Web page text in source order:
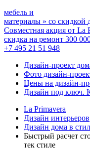
мебель и
материалы » со скидкой
Совместная акция от La
скидка на ремонт 300
+7 495 21 51 948
Дизайн-проект
Фото дизайн-
Цены на дизайн-
Дизайн под ключ.
La Primavera
Дизайн интерьеров
Дизайн дома в
Быстрый расчет
тек стиле